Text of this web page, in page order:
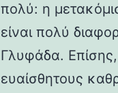
πολύ: η
είναι πολύ
Γλυφάδα. Επίσης,
ευαίσθητους